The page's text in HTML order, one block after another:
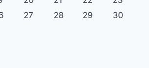
27 28 29
30